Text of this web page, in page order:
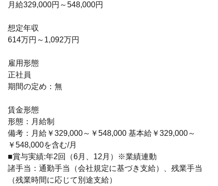
月給329,000円～548,000円
想定年収
614万円～1,092万円
雇用形態
正社員
期間の定め：無
賃金形態
形態：月給制
備考：月給￥329,000～￥548,000 基本給￥329,000～
￥548,000を含む/月
■賞与実績:年2回（6月、12月）※業績連動
諸手当：通勤手当（会社規定に基づき支給）、残業手当
（残業時間に応じて別途支給）